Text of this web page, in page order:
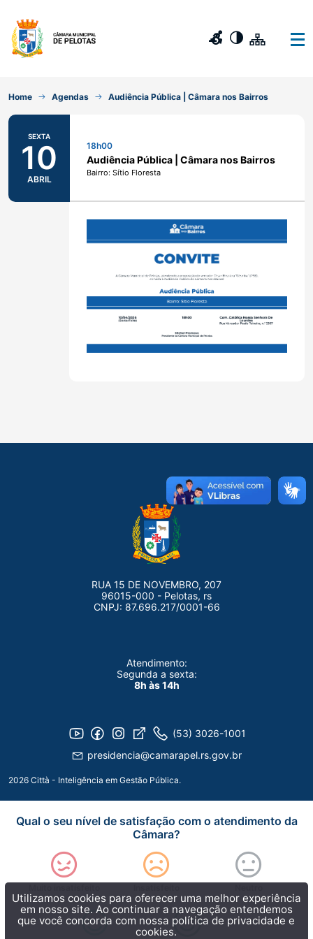
Home Agendas Audiência Pública | Câmara nos Bairros
SEXTA
10
ABRIL
18h00
Audiência Pública | Câmara nos Bairros
Bairro: Sítio Floresta
RUA 15 DE NOVEMBRO, 207
96015-000 - Pelotas, rs
CNPJ: 87.696.217/0001-66
Atendimento:
Segunda a sexta:
8h às 14h
(53) 3026-1001
presidencia@camarapel.rs.gov.br
2026 Città - Inteligência em Gestão Pública.
Utilizamos cookies para oferecer uma melhor experiência
em nosso site. Ao continuar a navegação entendemos
que você concorda com nossa política de privacidade e
cookies.
Qual o seu nível de satisfação com o atendimento da
Câmara?